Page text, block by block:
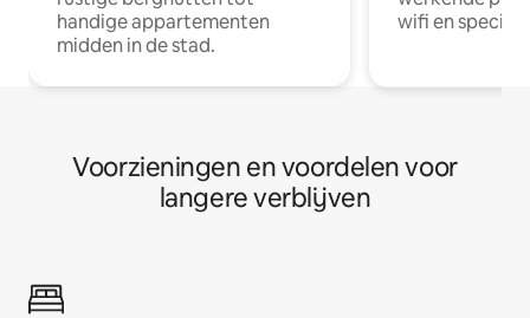
handige appartementen
midden in de stad.
wifi en
Voorzieningen en voordelen voor
langere verblijven